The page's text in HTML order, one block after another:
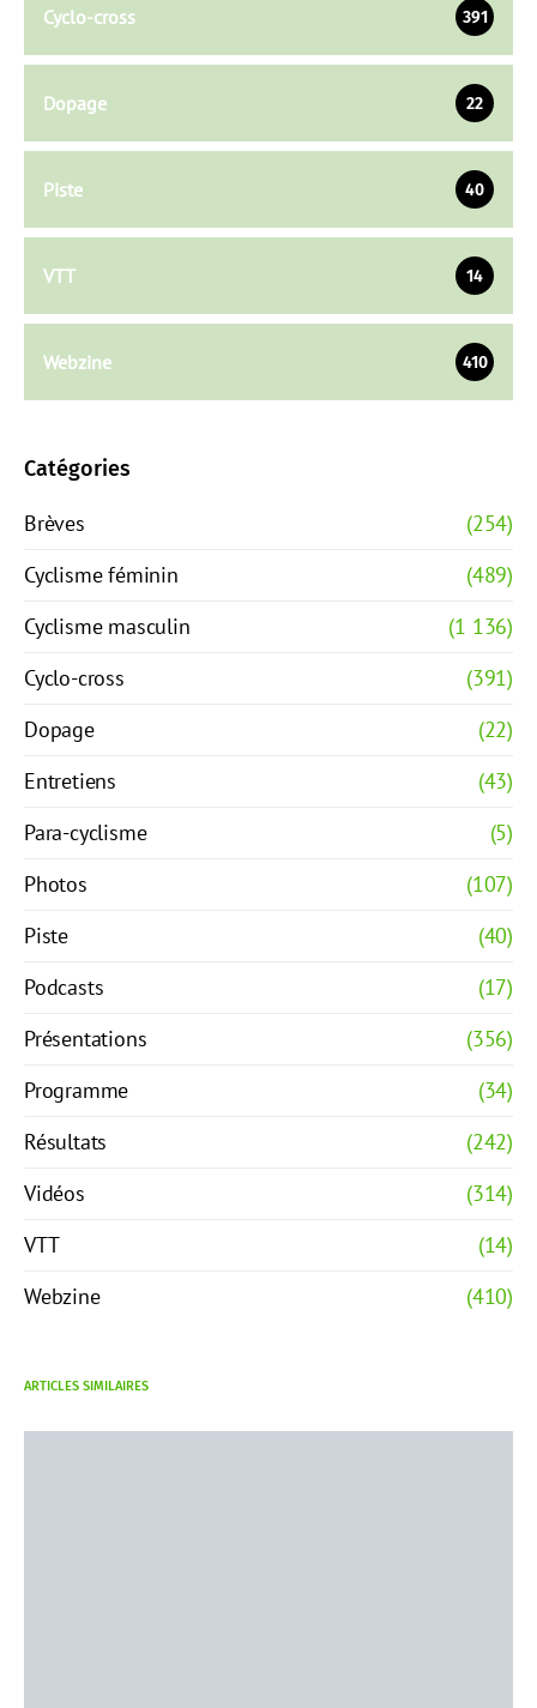
Cyclo-cross 391
Dopage 22
Piste 40
VTT 14
Webzine 410
Catégories
Brèves
(254)
Cyclisme féminin
(489)
Cyclisme masculin
(1 136)
Cyclo-cross
(391)
Dopage
(22)
Entretiens
(43)
Para-cyclisme
(5)
Photos
(107)
Piste
(40)
Podcasts
(17)
Présentations
(356)
Programme
(34)
Résultats
(242)
Vidéos
(314)
VTT
(14)
Webzine
(410)
ARTICLES SIMILAIRES